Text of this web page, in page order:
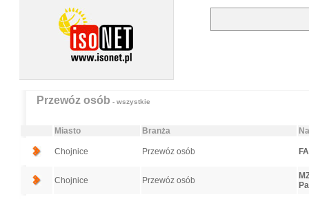
Przewóz osób - wszystkie
Miasto Branża
Chojnice Przewóz osób
Chojnice Przewóz osób